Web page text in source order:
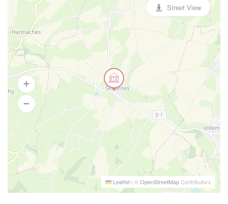
Leaflet | ©OpenStreetMapContributors
Street View